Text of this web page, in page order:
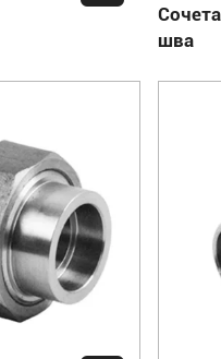
шва